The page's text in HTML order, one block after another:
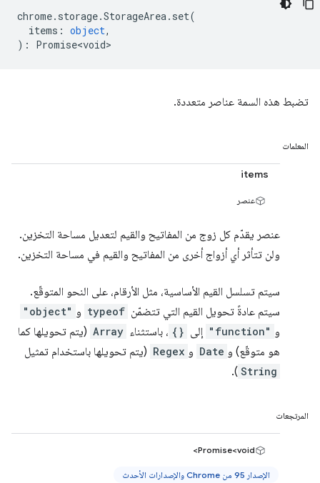
chrome. storage.StorageArea. set(
items : object,
) : Promise<void>
تضبط هذه السمة عناصر متعددة.
المعلمات
items
عنصر
عنصر يقدّم كل زوج من المفاتيح والقيم لتعديل مساحة التخزين.
ولن تتأثر أي أزواج أخرى من المفاتيح والقيم في مساحة التخزين.
سيتم تسلسل القيم الأساسية، مثل الأرقام، على النحو المتوقّع.
سيتم عادةً تحويل القيم التي تتضمّن typeof و "object"
و "function" إلى {} ، باستثناء Array (يتم تحويلها كما
هو متوقّع) و Date و Regex (يتم تحويلها باستخدام تمثيل
String
).
المرتجعات
Promise<void>
الإصدار 95 من Chrome والإصدارات الأحدث